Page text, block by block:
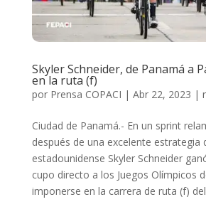
Skyler Schneider, de Panamá a
en la ruta (f)
por Prensa COPACI | Abr 22, 2023 |
Ciudad de Panamá.- En un sprint
después de una excelente estrategia
estadounidense Skyler Schneider
cupo directo a los Juegos Olímpicos
imponerse en la carrera de ruta (f)